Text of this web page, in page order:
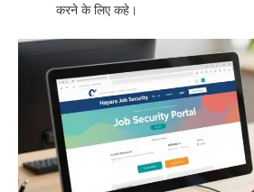
करने के लिए कहे।